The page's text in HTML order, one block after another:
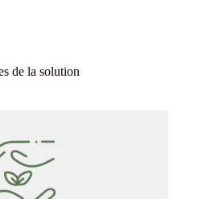
de la solution